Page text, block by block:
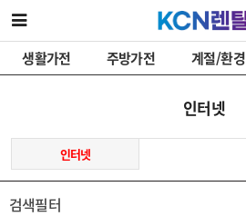
생활가전 주방가전 계절/환경
인터넷
인터넷
검색필터